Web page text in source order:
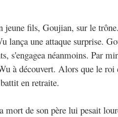
jeune fils, Goujian, sur le
lança une attaque surprise.
s'engagea néanmoins. Par
à découvert. Alors que le roi
en retraite.
de son père lui pesait